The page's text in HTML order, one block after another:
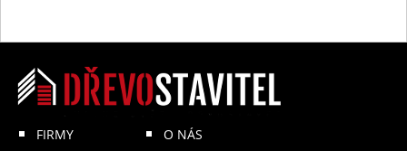
FIRMY
O NÁS